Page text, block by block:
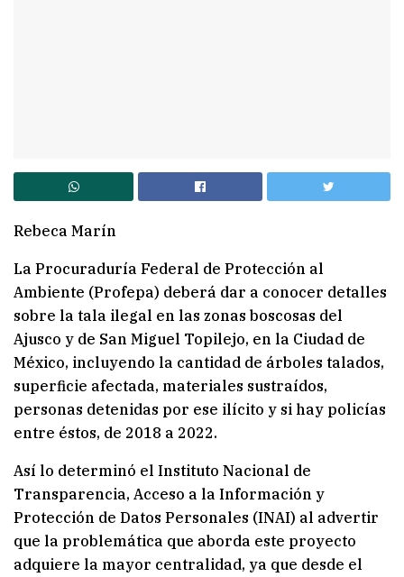
Rebeca Marín
La Procuraduría Federal de Protección al
Ambiente (Profepa) deberá dar a conocer detalles
sobre la tala ilegal en las zonas boscosas del
Ajusco y de San Miguel Topilejo, en la Ciudad de
México, incluyendo la cantidad de árboles talados,
superficie afectada, materiales sustraídos,
personas detenidas por ese ilícito y si hay policías
entre éstos, de 2018 a 2022.
Así lo determinó el Instituto Nacional de
Transparencia, Acceso a la Información y
Protección de Datos Personales (INAI) al advertir
que la problemática que aborda este proyecto
adquiere la mayor centralidad, ya que desde el